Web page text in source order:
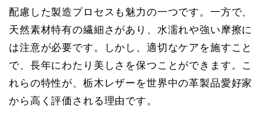
配慮した製造プロセスも魅力の一つです。一方で、
天然素材特有の繊細さがあり、水濡れや強い摩擦に
は注意が必要です。しかし、適切なケアを施すこと
で、長年にわたり美しさを保つことができます。こ
れらの特性が、栃木レザーを世界中の革製品愛好家
から高く評価される理由です。